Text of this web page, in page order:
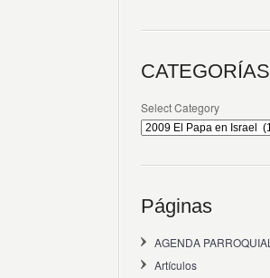
CATEGORÍAS
Select Category
Páginas
AGENDA PARROQUIAL
Artículos